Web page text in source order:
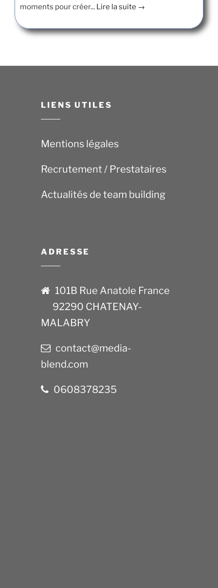
moments pour créer... Lire la suite →
LIENS UTILES
Mentions légales
Recrutement / Prestataires
Actualités de team building
ADRESSE
101B Rue Anatole France
92290 CHATENAY-
MALABRY
contact@media-
blend.com
0608378235